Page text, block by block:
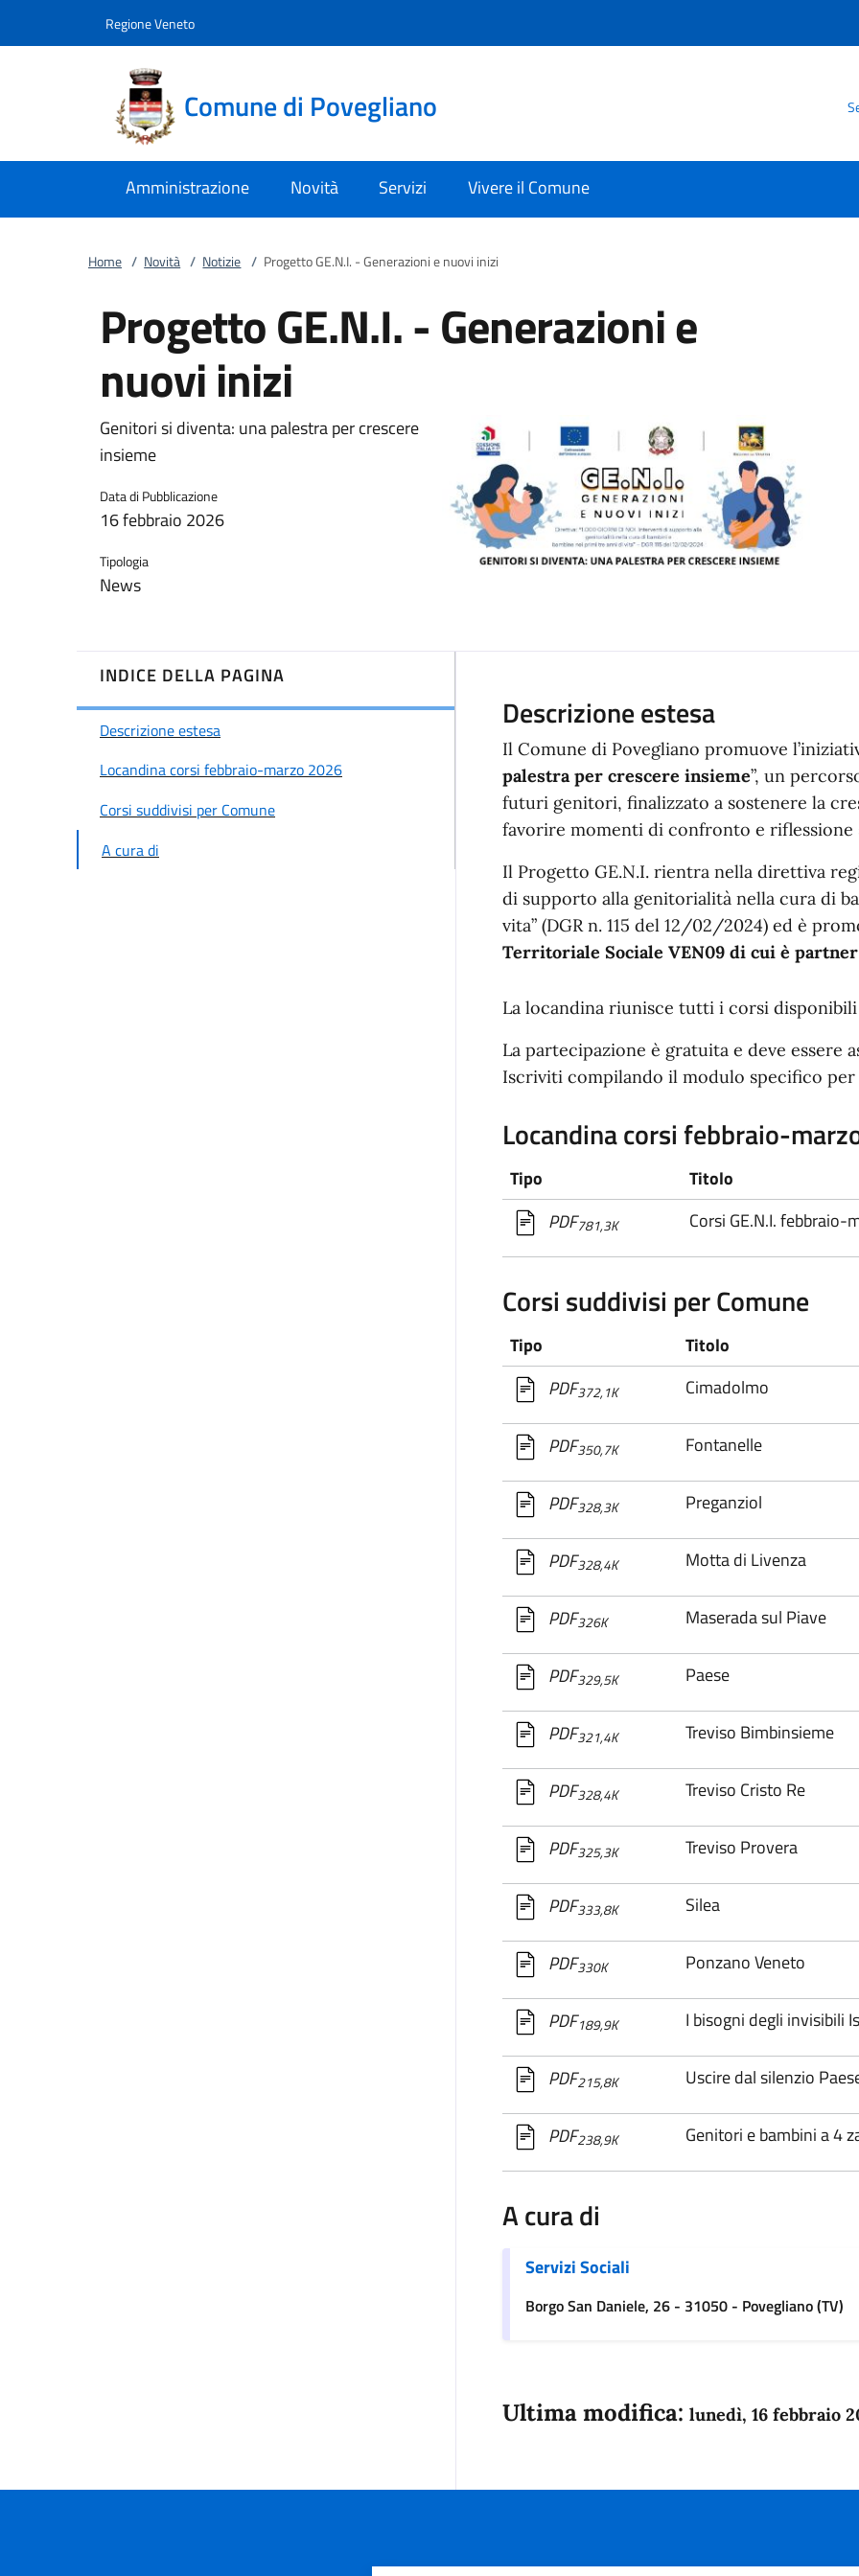
Regione Veneto
Comune di Povegliano
Amministrazione Novità Servizi Vivere il Comune
Home / Novità / Notizie / Progetto GE.N.I. - Generazioni e nuovi inizi
Progetto GE.N.I. - Generazioni e
nuovi inizi
Genitori si diventa: una palestra per crescere
insieme
Data di Pubblicazione
16 febbraio 2026
Tipologia
News
INDICE DELLA PAGINA
Descrizione estesa
Locandina corsi febbraio-marzo 2026
Corsi suddivisi per Comune
A cura di
Descrizione estesa
Il Comune di Povegliano promuove
palestra per crescere insieme”, un
futuri genitori, finalizzato a sostenere la
favorire momenti di confronto e riflessione
Il Progetto GE.N.I. rientra nella direttiva
di supporto alla genitorialità nella cura di
vita” (DGR n. 115 del 12/02/2024) ed è
Territoriale Sociale VEN09 di cui è
La locandina riunisce tutti i corsi
La partecipazione è gratuita e deve essere
Iscriviti compilando il modulo specifico per
Locandina corsi febbraio-
Tipo
Titolo
PDF781,3K Corsi GE.N.I. febbraio-
Corsi suddivisi per Comune
Tipo
Titolo
PDF372,1K Cimadolmo
PDF350,7K Fontanelle
PDF328,3K Preganziol
PDF328,4K Motta di Livenza
PDF326K Maserada sul Piave
PDF329,5K Paese
PDF321,4K Treviso Bimbinsieme
PDF328,4K Treviso Cristo Re
PDF325,3K Treviso Provera
PDF333,8K Silea
PDF330K Ponzano Veneto
PDF189,9K I bisogni degli invisibili
PDF215,8K Uscire dal silenzio
PDF238,9K Genitori e bambini a 4
A cura di
Servizi Sociali
Borgo San Daniele, 26 - 31050 - Povegliano (TV)
Ultima modifica: lunedì, 16 febbraio